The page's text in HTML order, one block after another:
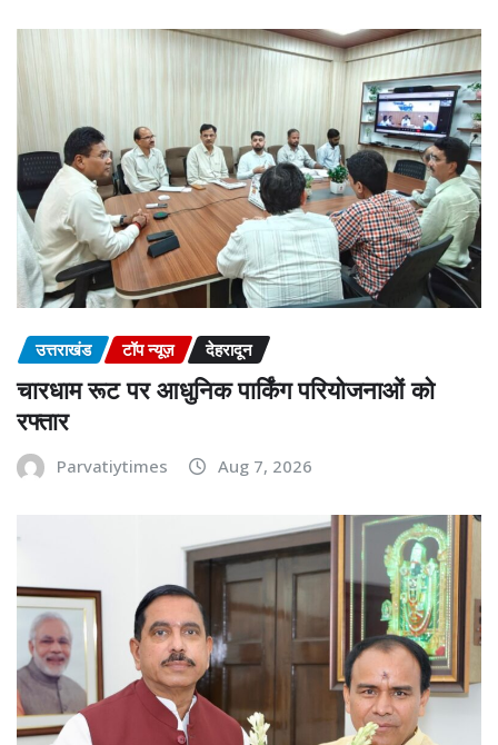
उत्तराखंड टॉप न्यूज़ देहरादून
चारधाम रूट पर आधुनिक पार्किंग परियोजनाओं को
रफ्तार
Parvatiytimes Aug 7, 2026